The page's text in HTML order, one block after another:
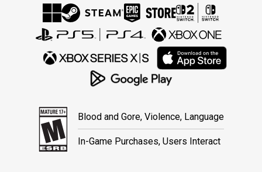
Blood and Gore, Violence, Language
In-Game Purchases, Users Interact